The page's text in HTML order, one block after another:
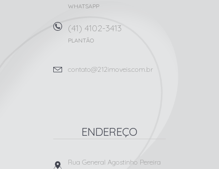
WHATSAPP
(41) 4102-3413
PLANTÃO
contato@212imoveis.com.br
ENDEREÇO
Rua General Agostinho Pereira